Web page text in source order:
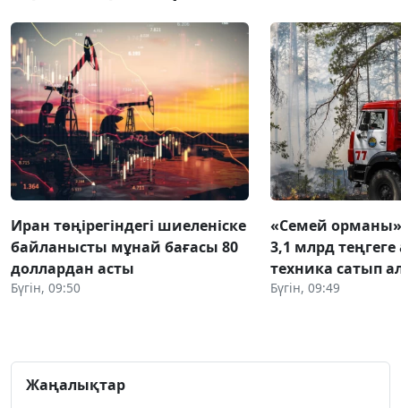
Иран төңірегіндегі шиеленіске
байланысты мұнай бағасы 80
доллардан асты
Бүгін, 09:50
«Семей
3,1 млрд
техника сатып
Бүгін, 09:49
Жаңалықтар